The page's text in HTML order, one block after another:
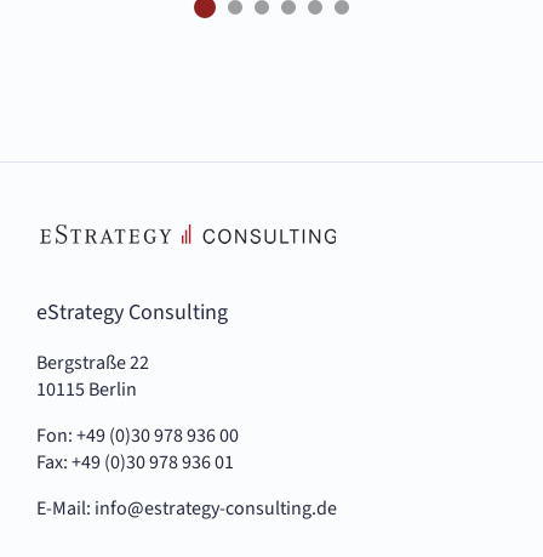
eStrategy Consulting
Bergstraße 22
10115 Berlin
Fon: +49 (0)30 978 936 00
Fax: +49 (0)30 978 936 01
E-Mail: info@estrategy-consulting.de